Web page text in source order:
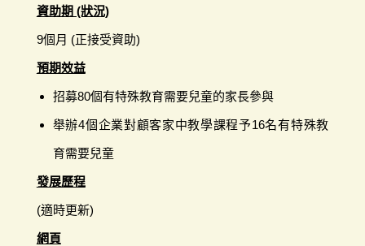
資助期 (狀況)
9個月 (正接受資助)
預期效益
招募80個有特殊教育需要兒童的家長參與
舉辦4個企業對顧客家中教學課程予16名有特殊教
育需要兒童
發展歷程
(適時更新)
網頁